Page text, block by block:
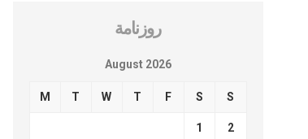
روزنامة
August 2026
M T W T F S S
1 2